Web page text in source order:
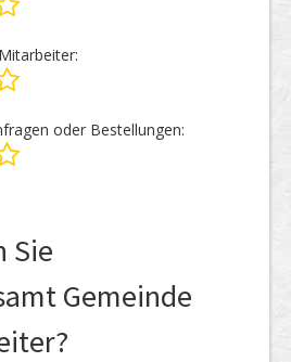
oder Bestellungen:
Sie
Gemeinde